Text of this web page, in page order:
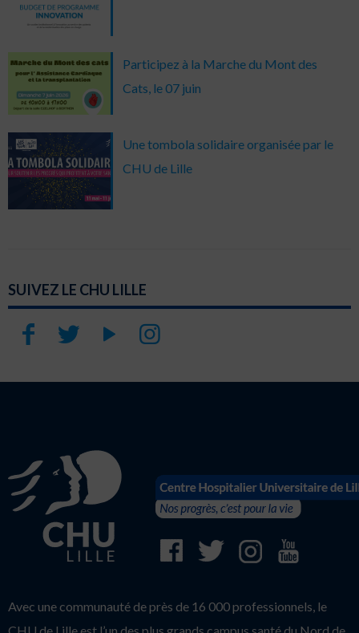
Participez à la Marche du Mont des
Cats, le 07 juin
Une tombola solidaire organisée par le
CHU de Lille
SUIVEZ LE CHU LILLE
Avec une communauté de près de 16 000 professionnels, le